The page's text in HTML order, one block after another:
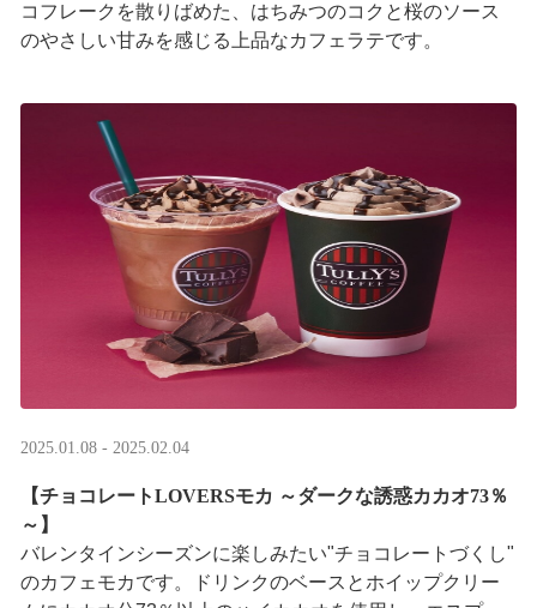
コフレークを散りばめた、はちみつのコクと桜のソース
のやさしい甘みを感じる上品なカフェラテです。
2025.01.08 - 2025.02.04
【チョコレートLOVERSモカ ～ダークな誘惑カカオ73％
～】
バレンタインシーズンに楽しみたい"チョコレートづくし"
のカフェモカです。ドリンクのベースとホイップクリー